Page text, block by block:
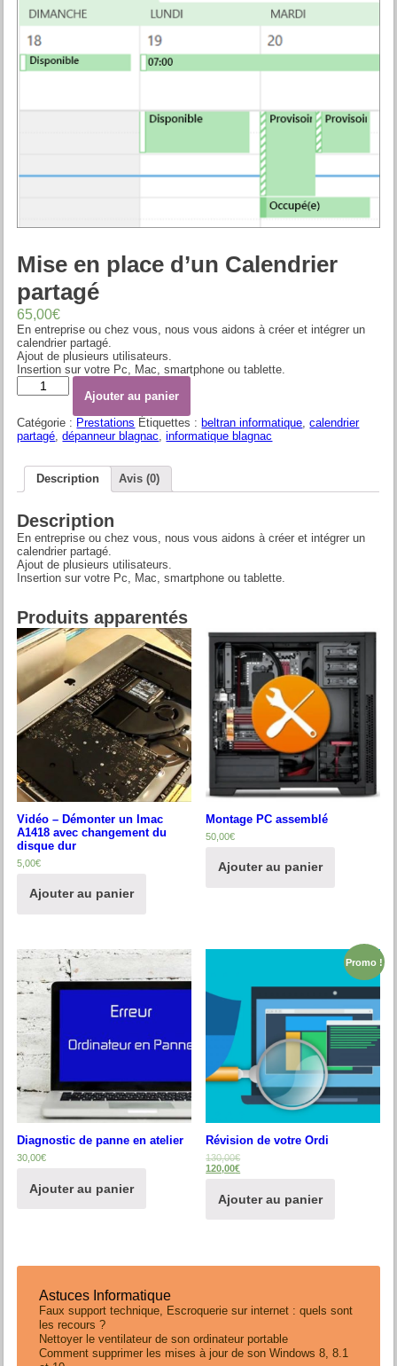
Mise en place d’un Calendrier
partagé
65,00€
En entreprise ou chez vous, nous vous aidons à créer et intégrer un
calendrier partagé.
Ajout de plusieurs utilisateurs.
Insertion sur votre Pc, Mac, smartphone ou tablette.
Quantité
Ajouter au panier
Catégorie : Prestations Étiquettes : beltran informatique ,calendrier
partagé ,dépanneur blagnac ,informatique blagnac
Description Avis (0)
Description
En entreprise ou chez vous, nous vous aidons à créer et intégrer un
calendrier partagé.
Ajout de plusieurs utilisateurs.
Insertion sur votre Pc, Mac, smartphone ou tablette.
Produits apparentés
Vidéo – Démonter un Imac
A1418 avec changement du
disque dur
5,00€
Ajouter au panier
Montage PC assemblé
50,00€
Ajouter au panier
Diagnostic de panne en atelier
30,00€
Ajouter au panier
Promo !
Révision de votre Ordi
130,00€
120,00€
Ajouter au panier
Astuces Informatique
Faux support technique, Escroquerie sur internet : quels sont
les recours ?
Nettoyer le ventilateur de son ordinateur portable
Comment supprimer les mises à jour de son Windows 8, 8.1